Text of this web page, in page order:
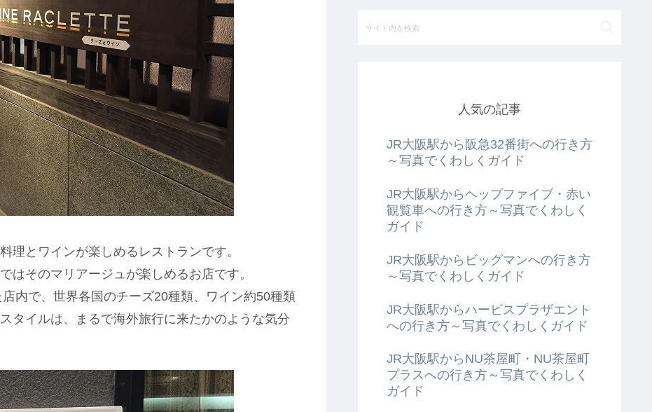
理とワインが楽しめるレストランです。
はそのマリアージュが楽しめるお店です。
内で、世界各国のチーズ20種類、ワイン約50種類
タイルは、まるで海外旅行に来たかのような気分
人気の記事
JR大阪駅から阪急32番街への行き方
～写真でくわしくガイド
JR大阪駅からヘップファイブ・赤い
観覧車への行き方～写真でくわしく
ガイド
JR大阪駅からビッグマンへの行き方
～写真でくわしくガイド
JR大阪駅からハービスプラザエント
への行き方～写真でくわしくガイド
JR大阪駅からNU茶屋町・NU茶屋町
プラスへの行き方～写真でくわしく
ガイド